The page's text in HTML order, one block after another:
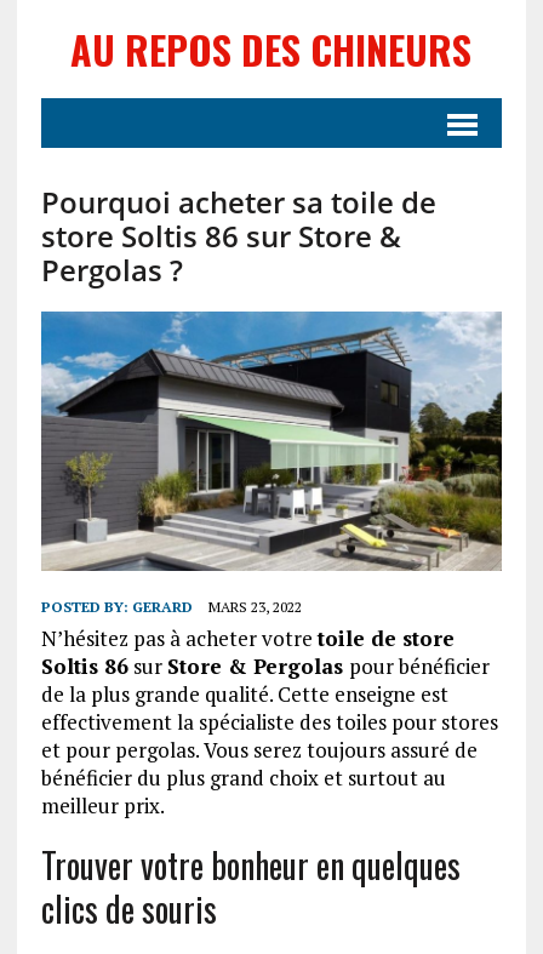
AU REPOS DES CHINEURS
Pourquoi acheter sa toile de
store Soltis 86 sur Store &
Pergolas ?
POSTED BY: GERARD MARS 23, 2022
N’hésitez pas à acheter votretoile de store
Soltis 86sur Store & Pergolas pour bénéficier
de la plus grande qualité. Cette enseigne est
effectivement la spécialiste des toiles pour stores
et pour pergolas. Vous serez toujours assuré de
bénéficier du plus grand choix et surtout au
meilleur prix.
Trouver votre bonheur en quelques
clics de souris